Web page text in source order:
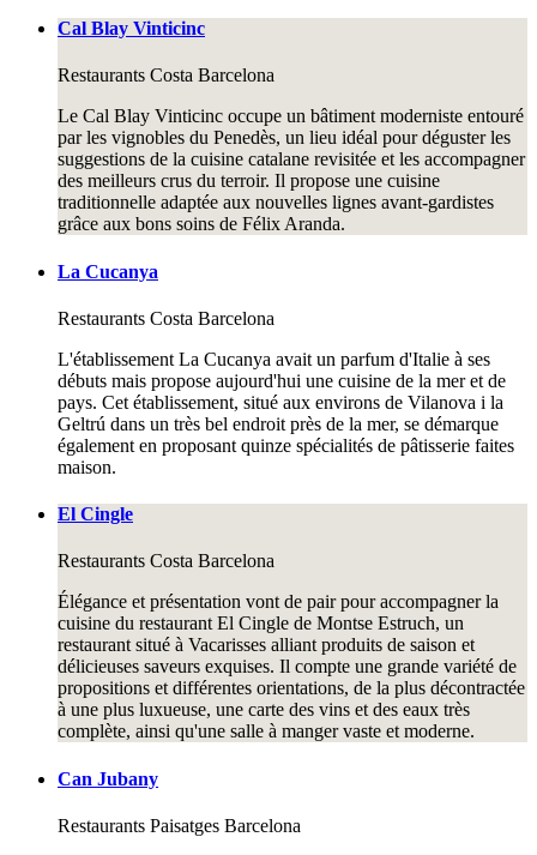
Cal Blay Vinticinc
Restaurants Costa Barcelona
Le Cal Blay Vinticinc occupe un bâtiment moderniste entouré
par les vignobles du Penedès, un lieu idéal pour déguster les
suggestions de la cuisine catalane revisitée et les accompagner
des meilleurs crus du terroir. Il propose une cuisine
traditionnelle adaptée aux nouvelles lignes avant-gardistes
grâce aux bons soins de Félix Aranda.
La Cucanya
Restaurants Costa Barcelona
L'établissement La Cucanya avait un parfum d'Italie à ses
débuts mais propose aujourd'hui une cuisine de la mer et de
pays. Cet établissement, situé aux environs de Vilanova i la
Geltrú dans un très bel endroit près de la mer, se démarque
également en proposant quinze spécialités de pâtisserie faites
maison.
El Cingle
Restaurants Costa Barcelona
Élégance et présentation vont de pair pour accompagner la
cuisine du restaurant El Cingle de Montse Estruch, un
restaurant situé à Vacarisses alliant produits de saison et
délicieuses saveurs exquises. Il compte une grande variété de
propositions et différentes orientations, de la plus décontractée
à une plus luxueuse, une carte des vins et des eaux très
complète, ainsi qu'une salle à manger vaste et moderne.
Can Jubany
Restaurants Paisatges Barcelona